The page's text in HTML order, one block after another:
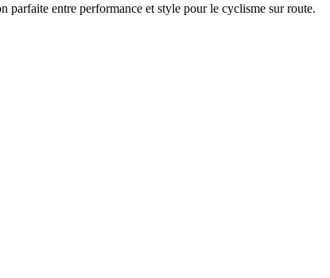
parfaite entre performance et style pour le cyclisme sur route.